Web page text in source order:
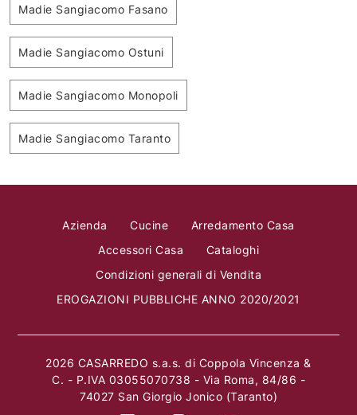
Madie Sangiacomo Fasano
Madie Sangiacomo Ostuni
Madie Sangiacomo Monopoli
Madie Sangiacomo Taranto
Azienda Cucine
Arredamento Casa
Accessori Casa
Cataloghi
Condizioni generali di Vendita
EROGAZIONI PUBBLICHE ANNO 2020/2021
2026 CASARREDO s.a.s. di Coppola Vincenza &
C. - P.IVA 03055070738 - Via Roma, 84/86 -
74027 San Giorgio Jonico (Taranto)